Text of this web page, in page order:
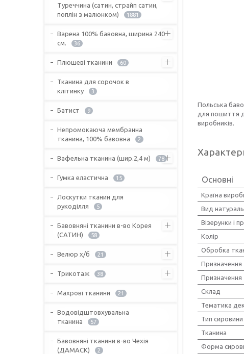
Польська
для пошиття
виробників.
Основні
Країна
Вид
Візерунки і
Колір
Обробка
Призначення
Призначення
Склад
Тематика
Тип сировини
Тканина
Форма
Туреччина (сатин, страйп сатин,
поплін з малюнком)
1881
Варена 100% бавовна, ширина 240
см.
36
Плюшеві тканини 60
Тканина для сорочок в
клітинку
3
Батист 9
Непромокаюча мембранна
тканина, 100% бавовна
2
Вафельна тканина (шир.2,4 м) 78
Гумка еластична 15
Лоскутки тканин для
рукоділля
5
Бавовняні тканини в-во Корея
(САТИН)
58
Велюр х/б 21
Трикотаж 38
Махрові тканини 21
Водовідштовхувальна
тканина
57
Бавовняні тканини в-во Чехія
(ДАМАСК)
2